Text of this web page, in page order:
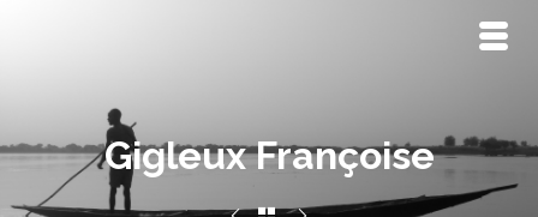
Gigleux Françoise